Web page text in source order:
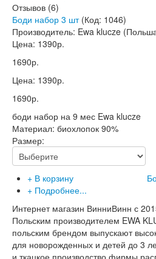
Отзывов (6)
Боди набор 3 шт (Код: 1046)
Производитель: Ewa klucze
Цена: 1390р.
1690р.
Цена: 1390р.
1690р.
боди набор на 9 мес Ewa klucze
Материал: биохлопок 90%
Размер:
+ В корзину
+ Подробнее...
Интернет магазин ВинниВинн с
Польским производителем EWA
польским брендом выпускают
для новорожденных и детей до 3
и ткацкое производство фирмы